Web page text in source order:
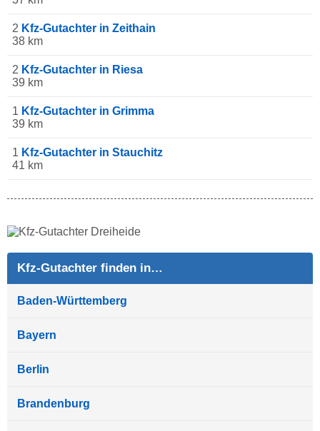
2 Kfz-Gutachter in Zeithain
38 km
2 Kfz-Gutachter in Riesa
39 km
1 Kfz-Gutachter in Grimma
39 km
1 Kfz-Gutachter in Stauchitz
41 km
Kfz-Gutachter finden in…
Baden-Württemberg
Bayern
Berlin
Brandenburg